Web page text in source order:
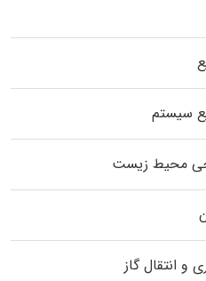
سیستم
محیط زیست
و انتقال گاز